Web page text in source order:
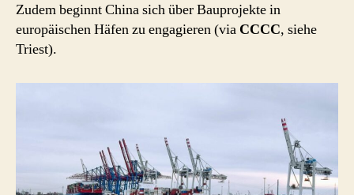
Zudem beginnt China sich über Bauprojekte in
europäischen Häfen zu engagieren (via CCCC, siehe
Triest).